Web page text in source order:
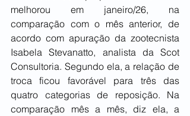
melhorou em janeiro/26, na
comparação com o mês anterior, de
acordo com apuração da zootecnista
Isabela Stevanatto, analista da Scot
Consultoria. Segundo ela, a relação de
troca ficou favorável para três das
quatro categorias de reposição. Na
comparação mês a mês, diz ela, a